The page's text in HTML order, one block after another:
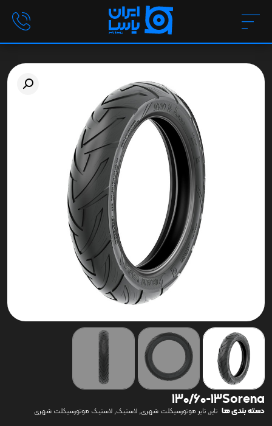
130/60-13Sorena
دسته بندی ها تایر, تایر موتورسیکلت شهری, لاستیک, لاستیک موتورسیکلت شهری